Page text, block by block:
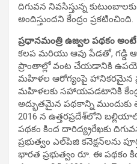
దిగువన నివసిస్తున్న
అందిస్తుందని కేంద్రం ప్రకటించింది.
ప్రధానమంత్రి ఉజ్వల పథకం
కలప మరియు ఆవు పేడతో, గడ్డి
ప్రాంతాల్లో వంట చేయడానికి
మహిళల ఆరోగ్యంపై హానికరమైన
మహిళలకు సహాయపడటానికి కేంద్ర
అద్భుతమైన పథకాన్ని
2016 న ఉత్తరప్రదేశ్‌లోని
పథకం కింద దారిద్య్రరేఖకు
ప్రభుత్వం ఎల్‌పిజి కనెక్షన్‌లను
భారత ప్రభుత్వం రూ. ఈ పథకం